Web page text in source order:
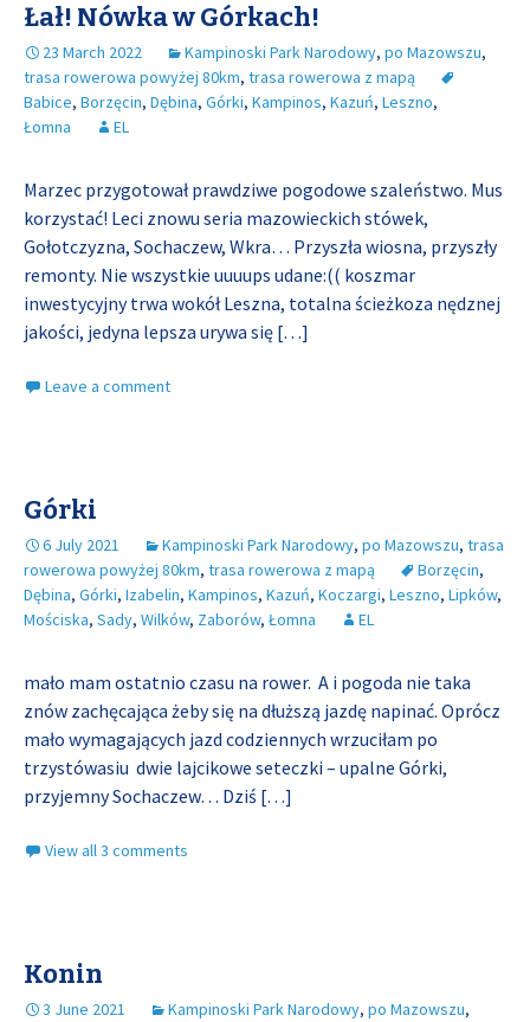
Łał! Nówka w Górkach!
23 March 2022 Kampinoski Park Narodowy, po Mazowszu,
trasa rowerowa powyżej 80km, trasa rowerowa z mapą
Babice, Borzęcin, Dębina, Górki, Kampinos, Kazuń, Leszno,
Łomna
EL
Marzec przygotował prawdziwe pogodowe szaleństwo. Mus
korzystać! Leci znowu seria mazowieckich stówek,
Gołotczyzna, Sochaczew, Wkra… Przyszła wiosna, przyszły
remonty. Nie wszystkie uuuups udane:(( koszmar
inwestycyjny trwa wokół Leszna, totalna ścieżkoza nędznej
jakości, jedyna lepsza urywa się […]
Leave a comment
Górki
6 July 2021 Kampinoski Park Narodowy, po Mazowszu, trasa
rowerowa powyżej 80km, trasa rowerowa z mapą Borzęcin,
Dębina, Górki, Izabelin, Kampinos, Kazuń, Koczargi, Leszno, Lipków,
Mościska, Sady, Wilków, Zaborów, Łomna EL
mało mam ostatnio czasu na rower. A i pogoda nie taka
znów zachęcająca żeby się na dłuższą jazdę napinać. Oprócz
mało wymagających jazd codziennych wrzuciłam po
trzystówasiu dwie lajcikowe seteczki – upalne Górki,
przyjemny Sochaczew… Dziś […]
View all 3 comments
Konin
3 June 2021 Kampinoski Park Narodowy, po Mazowszu,